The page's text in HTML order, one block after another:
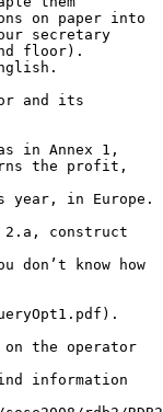
on paper into
secretary
floor).
and its
in Annex 1,
the profit,
year, in Europe.
2.a, construct
know how
the operator
information